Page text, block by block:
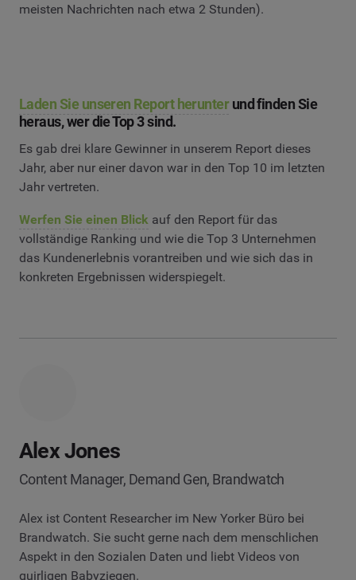
meisten Nachrichten nach etwa 2 Stunden).
Laden Sie unseren Report herunterund finden Sie
heraus, wer die Top 3 sind.
Es gab drei klare Gewinner in unserem Report dieses
Jahr, aber nur einer davon war in den Top 10 im letzten
Jahr vertreten.
Werfen Sie einen Blick auf den Report für das
vollständige Ranking und wie die Top 3 Unternehmen
das Kundenerlebnis vorantreiben und wie sich das in
konkreten Ergebnissen widerspiegelt.
Alex Jones
Content Manager, Demand Gen, Brandwatch
Alex ist Content Researcher im New Yorker Büro bei
Brandwatch. Sie sucht gerne nach dem menschlichen
Aspekt in den Sozialen Daten und liebt Videos von
quirligen Babyziegen.